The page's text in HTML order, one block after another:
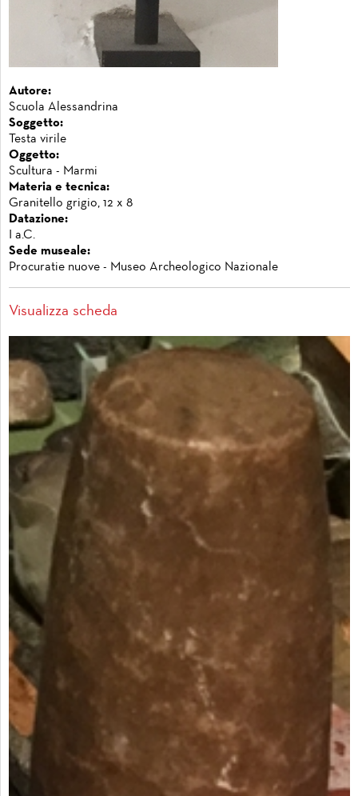
Autore:
Scuola Alessandrina
Soggetto:
Testa virile
Oggetto:
Scultura - Marmi
Materia e tecnica:
Granitello grigio, 12 x 8
Datazione:
I a.C.
Sede museale:
Procuratie nuove - Museo Archeologico Nazionale
Visualizza scheda